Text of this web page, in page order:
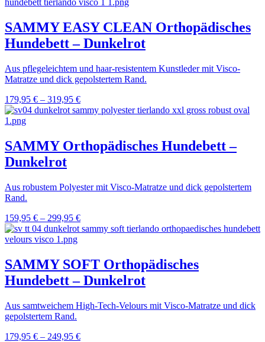
SAMMY EASY CLEAN Orthopädisches
Hundebett – Dunkelrot
Aus pflegeleichtem und haar-resistentem Kunstleder mit Visco-
Matratze und dick gepolstertem Rand.
179,95 € – 319,95 €
SAMMY Orthopädisches Hundebett –
Dunkelrot
Aus robustem Polyester mit Visco-Matratze und dick gepolstertem
Rand.
159,95 € – 299,95 €
SAMMY SOFT Orthopädisches
Hundebett – Dunkelrot
Aus samtweichem High-Tech-Velours mit Visco-Matratze und dick
gepolstertem Rand.
179,95 € – 249,95 €